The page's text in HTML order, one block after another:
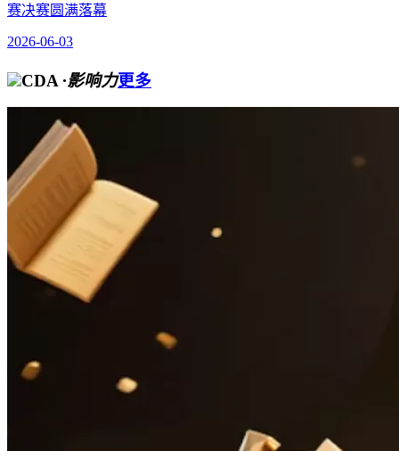
赛决赛圆满落幕
2026-06-03
CDA ·影响力更多